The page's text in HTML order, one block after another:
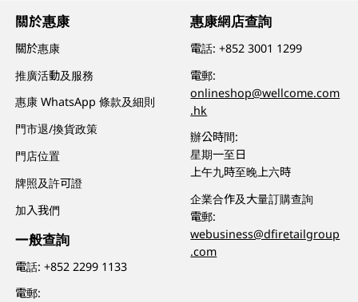
關於惠康
關於惠康
推廣活動及服務
惠康 WhatsApp 條款及細則
門市退/換貨政策
門店位置
牌照及許可證
加入我們
一般查詢
電話:+852 2299 1133
電郵:
惠康網店查詢
電話:+852 3001 1299
電郵:
onlineshop@wellcome.com
.hk
辦公時間:
星期一至日
上午九時至晚上六時
企業合作及大量訂購查詢
電郵:
webusiness@dfiretailgroup
.com